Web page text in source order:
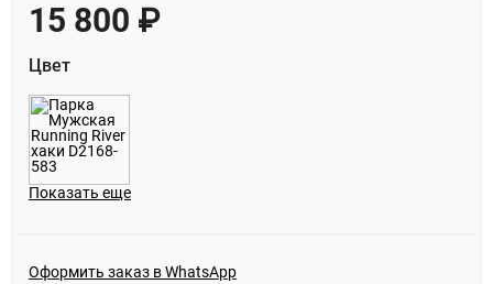
15 800 ₽
Цвет
Показать еще
Оформить заказ в WhatsApp